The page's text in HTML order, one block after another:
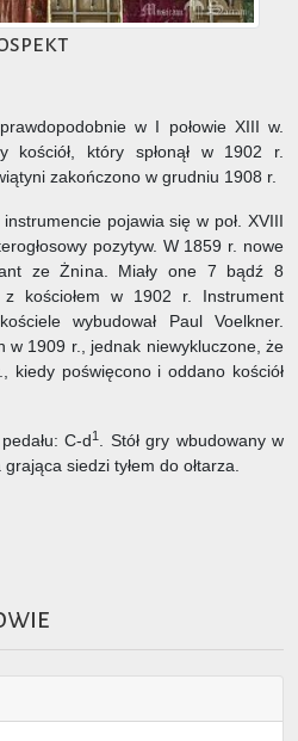
w I połowie XIII w.
kościół, który spłonął w 1902 r.
zakończono w grudniu 1908 r.
pojawia się w poł. XVIII
pozytyw. W 1859 r. nowe
ze Żnina. Miały one 7 bądź 8
z kościołem w 1902 r. Instrument
wybudował Paul Voelkner.
w 1909 r., jednak niewykluczone, że
kiedy poświęcono i oddano kościół
C-d1
. Stół gry wbudowany w
siedzi tyłem do ołtarza.